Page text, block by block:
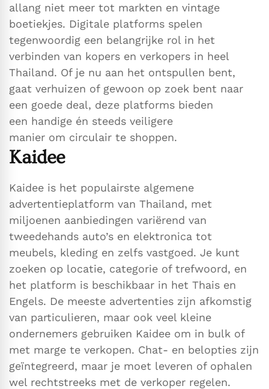
allang niet meer tot markten en vintage
boetiekjes. Digitale platforms spelen
tegenwoordig een belangrijke rol in het
verbinden van kopers en verkopers in heel
Thailand. Of je nu aan het ontspullen bent,
gaat verhuizen of gewoon op zoek bent naar
een goede deal, deze platforms bieden
een handige én steeds veiligere
manier om circulair te shoppen.
Kaidee
Kaidee is het populairste algemene
advertentieplatform van Thailand, met
miljoenen aanbiedingen variërend van
tweedehands auto’s en elektronica tot
meubels, kleding en zelfs vastgoed. Je kunt
zoeken op locatie, categorie of trefwoord, en
het platform is beschikbaar in het Thais en
Engels. De meeste advertenties zijn afkomstig
van particulieren, maar ook veel kleine
ondernemers gebruiken Kaidee om in bulk of
met marge te verkopen. Chat- en belopties zijn
geïntegreerd, maar je moet leveren of ophalen
wel rechtstreeks met de verkoper regelen.